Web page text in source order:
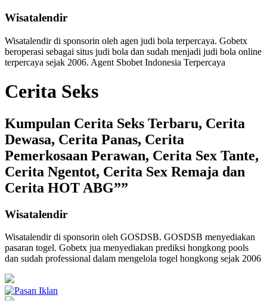
Wisatalendir
Wisatalendir di sponsorin oleh agen judi bola terpercaya. Gobetx
beroperasi sebagai situs judi bola dan sudah menjadi judi bola online
terpercaya sejak 2006. Agent Sbobet Indonesia Terpercaya
Cerita Seks
Kumpulan Cerita Seks Terbaru, Cerita
Dewasa, Cerita Panas, Cerita
Pemerkosaan Perawan, Cerita Sex Tante,
Cerita Ngentot, Cerita Sex Remaja dan
Cerita HOT ABG””
Wisatalendir
Wisatalendir di sponsorin oleh GOSDSB. GOSDSB menyediakan
pasaran togel. Gobetx jua menyediakan prediksi hongkong pools
dan sudah professional dalam mengelola togel hongkong sejak 2006